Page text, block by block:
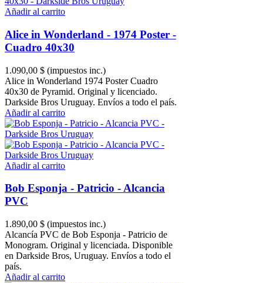
Añadir al carrito
Alice in Wonderland - 1974 Poster -
Cuadro 40x30
1.090,00 $ (impuestos inc.)
Alice in Wonderland 1974 Poster Cuadro
40x30 de Pyramid. Original y licenciado.
Darkside Bros Uruguay. Envíos a todo el país.
Añadir al carrito
Añadir al carrito
Bob Esponja - Patricio - Alcancia
PVC
1.890,00 $ (impuestos inc.)
Alcancía PVC de Bob Esponja - Patricio de
Monogram. Original y licenciada. Disponible
en Darkside Bros, Uruguay. Envíos a todo el
país.
Añadir al carrito